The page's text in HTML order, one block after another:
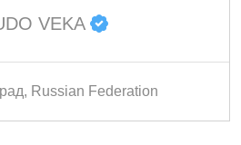
VEKA
Russian Federation